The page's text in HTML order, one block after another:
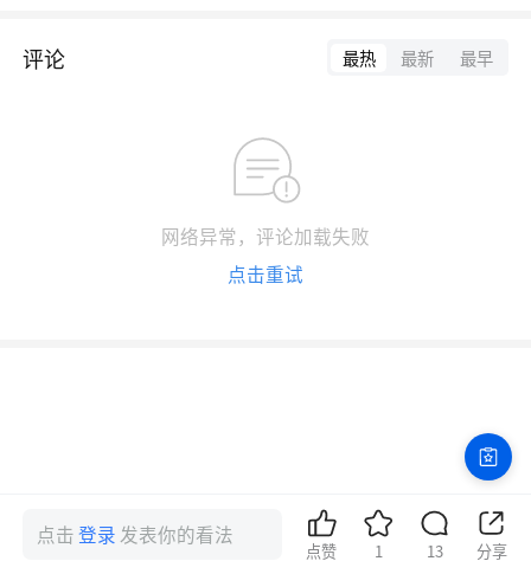
评论 最热 最新 最早
网络异常，评论加载失败
点击重试
点击登录 发表你的看法
点赞 1 13 分享